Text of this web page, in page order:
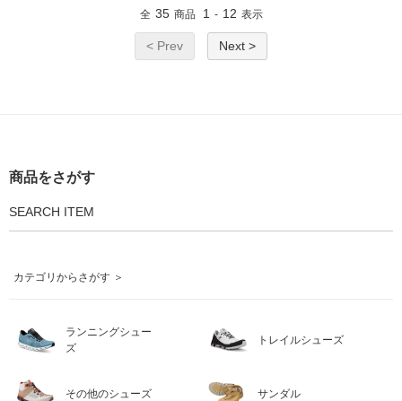
全 35 商品 1 - 12 表示
< Prev Next >
商品をさがす
SEARCH ITEM
カテゴリからさがす ＞
ランニングシュー
ズ
トレイルシューズ
その他のシューズ サンダル